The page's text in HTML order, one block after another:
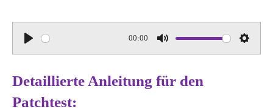
a
00:00
t
Detaillierte Anleitung für den
Patchtest: